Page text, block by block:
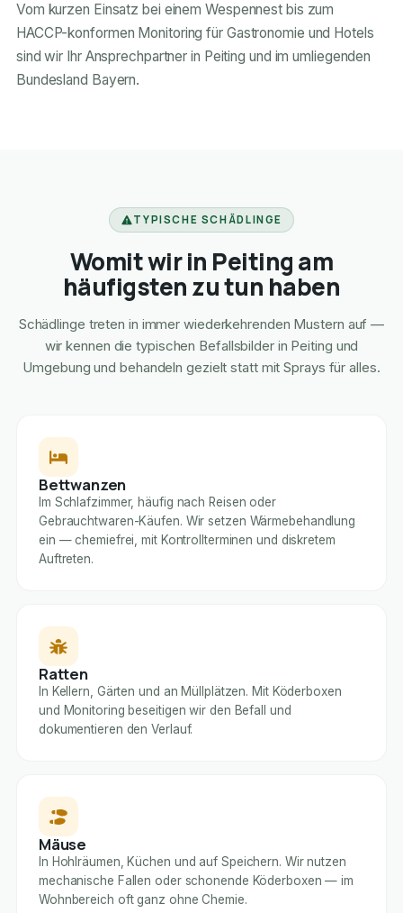
Vom kurzen Einsatz bei einem Wespennest bis zum
HACCP-konformen Monitoring für Gastronomie und Hotels
sind wir Ihr Ansprechpartner in Peiting und im umliegenden
Bundesland Bayern.
TYPISCHE SCHÄDLINGE
Womit wir in Peiting am
häufigsten zu tun haben
Schädlinge treten in immer wiederkehrenden Mustern auf —
wir kennen die typischen Befallsbilder in Peiting und
Umgebung und behandeln gezielt statt mit Sprays für alles.
Bettwanzen
Im Schlafzimmer, häufig nach Reisen oder
Gebrauchtwaren-Käufen. Wir setzen Wärmebehandlung
ein — chemiefrei, mit Kontrollterminen und diskretem
Auftreten.
Ratten
In Kellern, Gärten und an Müllplätzen. Mit Köderboxen
und Monitoring beseitigen wir den Befall und
dokumentieren den Verlauf.
Mäuse
In Hohlräumen, Küchen und auf Speichern. Wir nutzen
mechanische Fallen oder schonende Köderboxen — im
Wohnbereich oft ganz ohne Chemie.